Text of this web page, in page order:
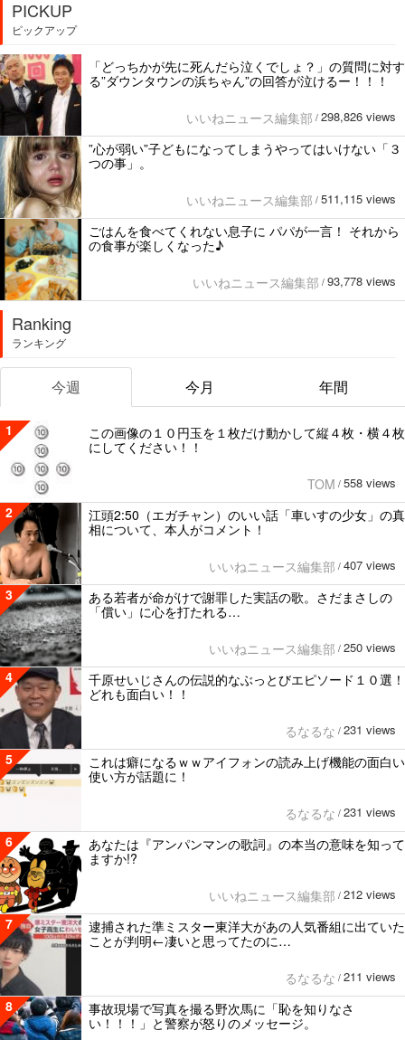
PICKUP
ピックアップ
「どっちかが先に死んだら泣くでしょ？」の質問に対す
る”ダウンタウンの浜ちゃん”の回答が泣けるー！！！
いいねニュース編集部 / 298,826 views
”心が弱い”子どもになってしまうやってはいけない「３
つの事」。
いいねニュース編集部 / 511,115 views
ごはんを食べてくれない息子に パパが一言！ それから
の食事が楽しくなった♪
いいねニュース編集部 / 93,778 views
Ranking
ランキング
今週 今月 年間
1
この画像の１０円玉を１枚だけ動かして縦４枚・横４枚
にしてください！！
TOM / 558 views
2
江頭2:50（エガチャン）のいい話「車いすの少女」の真
相について、本人がコメント！
いいねニュース編集部 / 407 views
3
ある若者が命がけで謝罪した実話の歌。さだまさしの
「償い」に心を打たれる…
いいねニュース編集部 / 250 views
4
千原せいじさんの伝説的なぶっとびエピソード１０選！
どれも面白い！！
るなるな / 231 views
5
これは癖になるｗｗアイフォンの読み上げ機能の面白い
使い方が話題に！
るなるな / 231 views
6
あなたは『アンパンマンの歌詞』の本当の意味を知って
ますか!?
いいねニュース編集部 / 212 views
7
逮捕された準ミスター東洋大があの人気番組に出ていた
ことが判明←凄いと思ってたのに…
るなるな / 211 views
8
事故現場で写真を撮る野次馬に「恥を知りなさ
い！！！」と警察が怒りのメッセージ。